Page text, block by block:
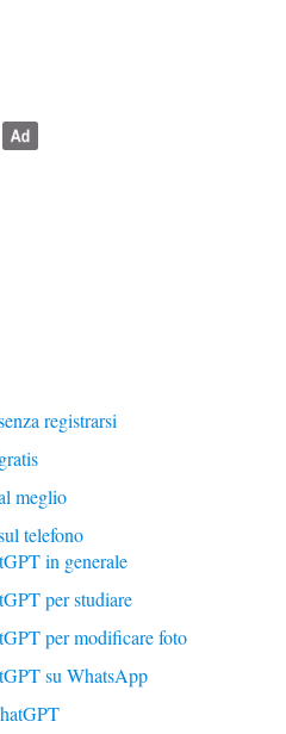
registrarsi
meglio
telefono
in generale
per studiare
per modificare foto
su WhatsApp